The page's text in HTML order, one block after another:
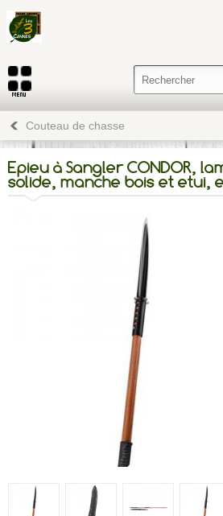
Couteau de chasse
Epieu à Sangler CONDOR,
solide, manche bois et etui,